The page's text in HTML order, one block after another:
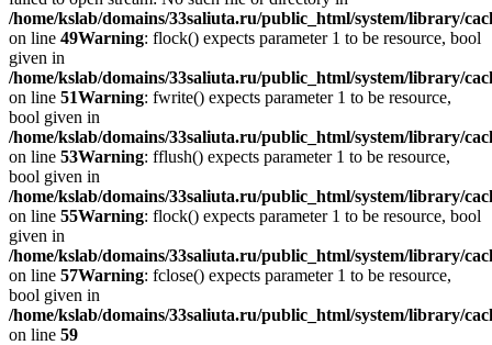
/home/kslab/domains/33saliuta.ru/public_html/system/library/
on line 49Warning: flock() expects parameter 1 to be resource, bool
given in
/home/kslab/domains/33saliuta.ru/public_html/system/library/
on line 51Warning: fwrite() expects parameter 1 to be resource,
bool given in
/home/kslab/domains/33saliuta.ru/public_html/system/library/
on line 53Warning: fflush() expects parameter 1 to be resource,
bool given in
/home/kslab/domains/33saliuta.ru/public_html/system/library/
on line 55Warning: flock() expects parameter 1 to be resource, bool
given in
/home/kslab/domains/33saliuta.ru/public_html/system/library/
on line 57Warning: fclose() expects parameter 1 to be resource,
bool given in
/home/kslab/domains/33saliuta.ru/public_html/system/library/
on line 59